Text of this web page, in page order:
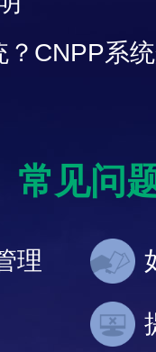
CNPP系
常见问
理